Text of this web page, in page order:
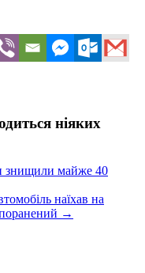
ніяких
знищили майже 40
наїхав на
→